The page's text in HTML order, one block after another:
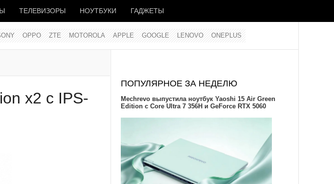
ТЕЛЕВИЗОРЫ НОУТБУКИ ГАДЖЕТЫ
OPPO ZTE MOTOROLA APPLE GOOGLE LENOVO ONEPLUS
x2 с IPS-
ПОПУЛЯРНОЕ ЗА НЕДЕЛЮ
Mechrevo выпустила ноутбук Yaoshi 15 Air Green
Edition с Core Ultra 7 356H и GeForce RTX 5060